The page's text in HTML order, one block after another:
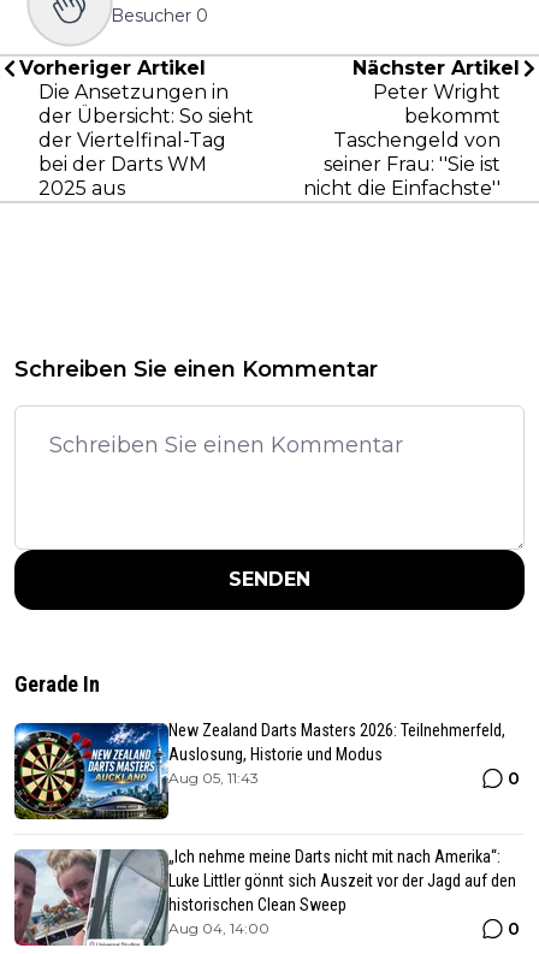
Besucher 0
Vorheriger Artikel
Die Ansetzungen in
der Übersicht: So sieht
der Viertelfinal-Tag
bei der Darts WM
2025 aus
Nächster Artikel
Peter Wright
bekommt
Taschengeld von
seiner Frau: ''Sie ist
nicht die Einfachste''
Schreiben Sie einen Kommentar
SENDEN
Gerade In
New Zealand Darts Masters 2026: Teilnehmerfeld,
Auslosung, Historie und Modus
Aug 05, 11:43 0
„Ich nehme meine Darts nicht mit nach Amerika“:
Luke Littler gönnt sich Auszeit vor der Jagd auf den
historischen Clean Sweep
Aug 04, 14:00 0